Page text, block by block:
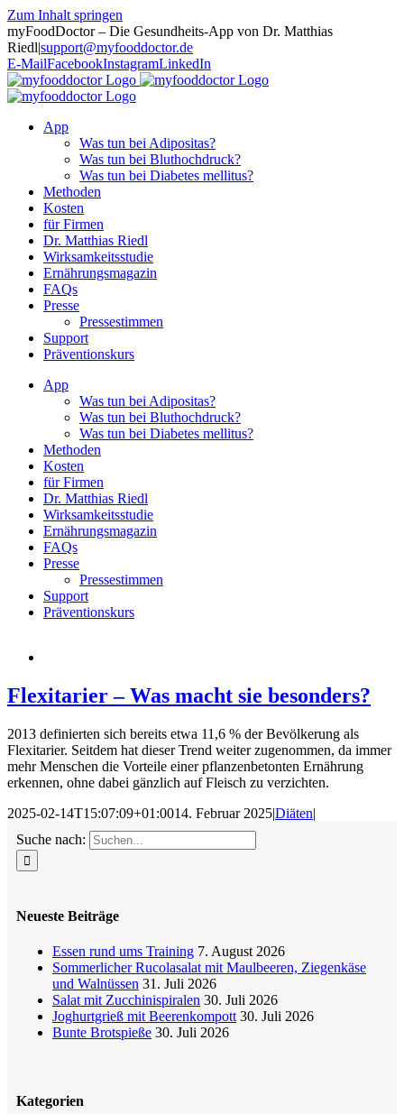
Zum Inhalt springen
myFoodDoctor – Die Gesundheits-App von Dr. Matthias
Riedl|support@myfooddoctor.de
E-MailFacebookInstagramLinkedIn
App
Was tun bei Adipositas?
Was tun bei Bluthochdruck?
Was tun bei Diabetes mellitus?
Methoden
Kosten
für Firmen
Dr. Matthias Riedl
Wirksamkeitsstudie
Ernährungsmagazin
FAQs
Presse
Pressestimmen
Support
Präventionskurs
App
Was tun bei Adipositas?
Was tun bei Bluthochdruck?
Was tun bei Diabetes mellitus?
Methoden
Kosten
für Firmen
Dr. Matthias Riedl
Wirksamkeitsstudie
Ernährungsmagazin
FAQs
Presse
Pressestimmen
Support
Präventionskurs
Flexitarier – Was macht sie besonders?
2013 definierten sich bereits etwa 11,6 % der Bevölkerung als
Flexitarier. Seitdem hat dieser Trend weiter zugenommen, da immer
mehr Menschen die Vorteile einer pflanzenbetonten Ernährung
erkennen, ohne dabei gänzlich auf Fleisch zu verzichten.
2025-02-14T15:07:09+01:0014. Februar 2025|Diäten|
Suche nach:
Neueste Beiträge
Essen rund ums Training 7. August 2026
Sommerlicher Rucolasalat mit Maulbeeren, Ziegenkäse
und Walnüssen 31. Juli 2026
Salat mit Zucchinispiralen 30. Juli 2026
Joghurtgrieß mit Beerenkompott 30. Juli 2026
Bunte Brotspieße 30. Juli 2026
Kategorien